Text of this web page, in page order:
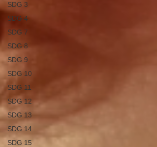
SDG 3
SDG 4
SDG 7
SDG 8
SDG 9
SDG 10
SDG 11
SDG 12
SDG 13
SDG 14
SDG 15